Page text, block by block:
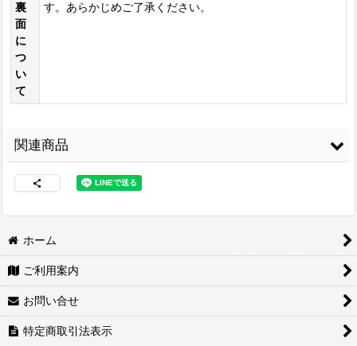
裏
面
に
つ
い
て
す。あらかじめご了承ください。
関連商品
両面接着シート [WS-
100]
2,460円(税込)
コニシ ボンド Gクリ
CLEAR20]
コニシ ボンド Gクリ
CLEAR170]
ホーム
ご利用案内
お問い合せ
特定商取引法表示